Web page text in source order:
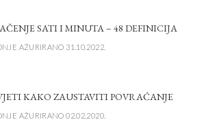
SATI I MINUTA – 48 DEFINICIJA
AŽURIRANO 31.10.2022.
KAKO ZAUSTAVITI POVRAĆANJE
AŽURIRANO 02.02.2020.